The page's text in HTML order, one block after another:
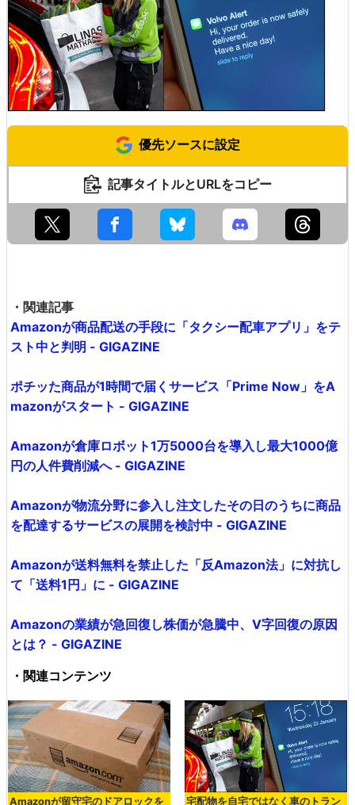
優先ソースに設定
記事タイトルとURLをコピー
・関連記事
Amazonが商品配送の手段に「タクシー配車アプリ」をテ
スト中と判明 - GIGAZINE
ポチッた商品が1時間で届くサービス「Prime Now」をA
mazonがスタート - GIGAZINE
Amazonが倉庫ロボット1万5000台を導入し最大1000億
円の人件費削減へ - GIGAZINE
Amazonが物流分野に参入し注文したその日のうちに商品
を配達するサービスの展開を検討中 - GIGAZINE
Amazonが送料無料を禁止した「反Amazon法」に対抗し
て「送料1円」に - GIGAZINE
Amazonの業績が急回復し株価が急騰中、V字回復の原因
とは？ - GIGAZINE
・関連コンテンツ
Amazonが留守宅のドアロックを 宅配物を自宅ではなく車のトラン